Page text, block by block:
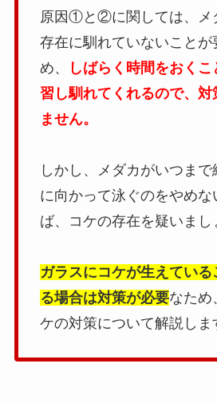
原因①と②に関しては、メ
存在に馴れていないことが
め、
しばらく時間をおく
習し馴れてくれるので、対
ません。
しかし、メダカがいつまで
に向かって泳ぐのをやめな
ば、コケの存在を疑いまし
ガラスにコケが生えてい
る場合は対策が必要なため
ケの対策について解説しま